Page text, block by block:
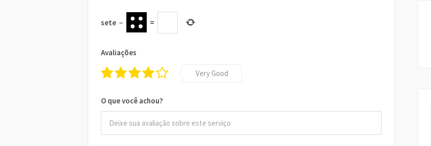
sete − =
Avaliações
Very Good
O que você achou?